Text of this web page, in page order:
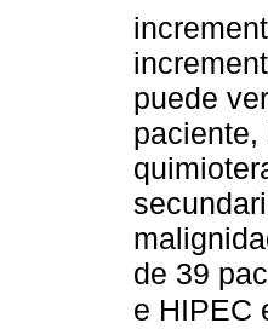
puede
paciente,
de 39
e HIPEC